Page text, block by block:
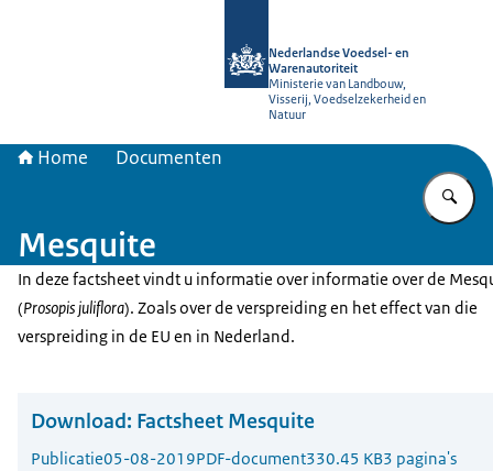
Nederlandse Voedsel- en
Warenautoriteit
Ministerie van Landbouw,
Visserij, Voedselzekerheid en
Natuur
Home Documenten
Mesquite
In deze factsheet vindt u informatie over informatie over de
(Prosopis juliflora). Zoals over de verspreiding en het effect van die
verspreiding in de EU en in Nederland.
Download: Factsheet Mesquite
Publicatie05-08-2019PDF-document330.45 KB3 pagina's